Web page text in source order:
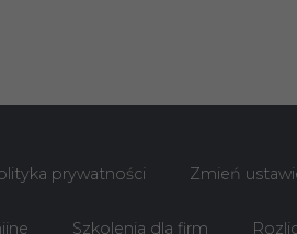
prywatności Zmień
Szkolenia dla firm